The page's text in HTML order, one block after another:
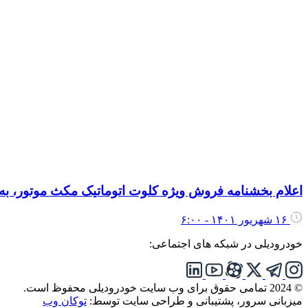
اعلام بخشنامه فروش ویژه کلوت اتوماتیک مکث موتور،
خودرودیلی در شبکه های اجتماعی:
© 2024 تمامی حقوق برای وب سایت خودرودیلی محفوظ است.
میزبانی سرور، پشتیبانی و طراحی سایت توسط: توکان وب